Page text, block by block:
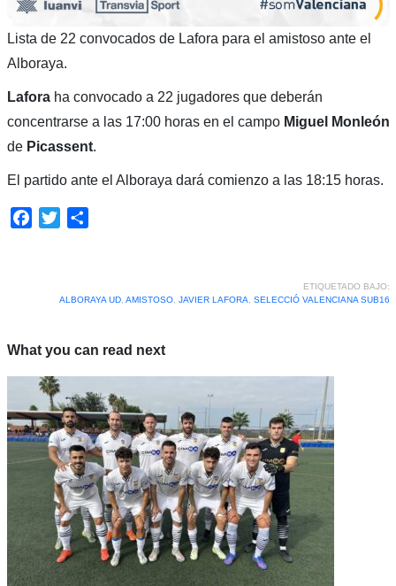
Lista de 22 convocados de Lafora para el amistoso ante el
Alboraya.
Laforaha convocado a 22 jugadores que deberán
concentrarse a las 17:00 horas en el campo Miguel Monleón
de Picassent.
El partido ante el Alboraya dará comienzo a las 18:15 horas.
Facebook
Twitter
ETIQUETADO BAJO:
ALBORAYA UD, AMISTOSO, JAVIER LAFORA SELECCIÓ VALENCIANA SUB16
What you can read next